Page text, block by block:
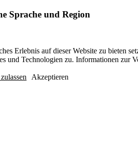
Sprache und Region
Erlebnis auf dieser Website zu bieten
und Technologien zu. Informationen zur
Akzeptieren